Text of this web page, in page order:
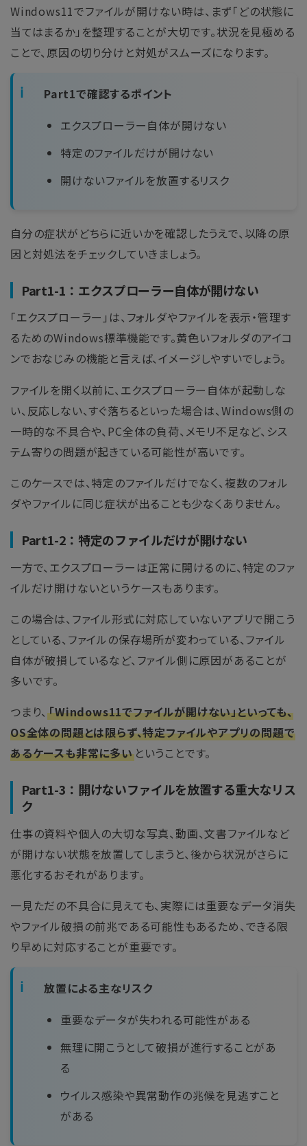
Windows11でファイルが開けない時は、まず「どの状態に
当てはまるか」を整理することが大切です。状況を見極める
ことで、原因の切り分けと対処がスムーズになります。
Part1で確認するポイント
エクスプローラー自体が開けない
特定のファイルだけが開けない
開けないファイルを放置するリスク
自分の症状がどちらに近いかを確認したうえで、以降の原
因と対処法をチェックしていきましょう。
Part1-1：エクスプローラー自体が開けない
「エクスプローラー」は、フォルダやファイルを表示・管理す
るためのWindows標準機能です。黄色いフォルダのアイコ
ンでおなじみの機能と言えば、イメージしやすいでしょう。
ファイルを開く以前に、エクスプローラー自体が起動しな
い、反応しない、すぐ落ちるといった場合は、Windows側の
一時的な不具合や、PC全体の負荷、メモリ不足など、シス
テム寄りの問題が起きている可能性が高いです。
このケースでは、特定のファイルだけでなく、複数のフォル
ダやファイルに同じ症状が出ることも少なくありません。
Part1-2：特定のファイルだけが開けない
一方で、エクスプローラーは正常に開けるのに、特定のファ
イルだけ開けないというケースもあります。
この場合は、ファイル形式に対応していないアプリで開こう
としている、ファイルの保存場所が変わっている、ファイル
自体が破損しているなど、ファイル側に原因があることが
多いです。
つまり、「Windows11でファイルが開けない」といっても、
OS全体の問題とは限らず、特定ファイルやアプリの問題で
あるケースも非常に多いということです。
Part1-3：開けないファイルを放置する重大なリス
ク
仕事の資料や個人の大切な写真、動画、文書ファイルなど
が開けない状態を放置してしまうと、後から状況がさらに
悪化するおそれがあります。
一見ただの不具合に見えても、実際には重要なデータ消失
やファイル破損の前兆である可能性もあるため、できる限
り早めに対応することが重要です。
放置による主なリスク
重要なデータが失われる可能性がある
無理に開こうとして破損が進行することがあ
る
ウイルス感染や異常動作の兆候を見逃すこと
がある